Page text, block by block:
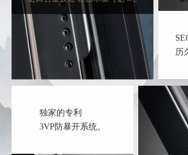
历
独家的专利
3VP防暴开系统。